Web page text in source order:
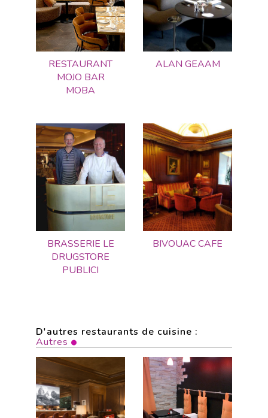
RESTAURANT
MOJO BAR
MOBA
ALAN GEAAM
BRASSERIE LE
DRUGSTORE
PUBLICI
BIVOUAC CAFE
D'autres restaurants de cuisine :
Autres